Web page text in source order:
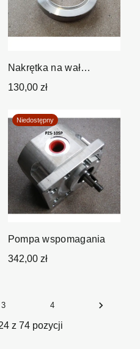
Nakrętka na wał
przekładni obrotu
130,00 zł
Niedostępny
Pompa wspomagania
342,00 zł
3 4 
z 74 pozycji